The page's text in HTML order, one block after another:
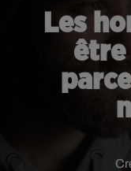
Les
être